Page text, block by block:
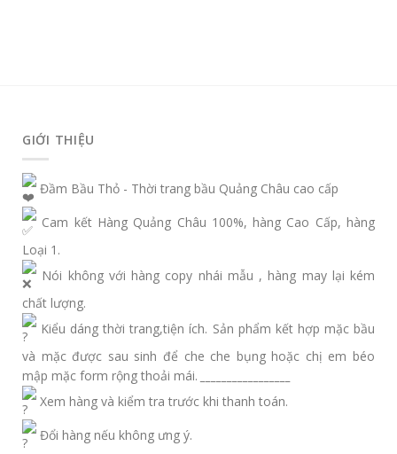
GIỚI THIỆU
Đầm Bầu Thỏ - Thời trang bầu Quảng Châu cao cấp
Cam kết Hàng Quảng Châu 100%, hàng Cao Cấp, hàng
Loại 1.
Nói không với hàng copy nhái mẫu , hàng may lại kém
chất lượng.
Kiểu dáng thời trang,tiện ích. Sản phẩm kết hợp mặc bầu
và mặc được sau sinh để che che bụng hoặc chị em béo
mập mặc form rộng thoải mái.
Xem hàng và kiểm tra trước khi thanh toán.
Đổi hàng nếu không ưng ý.